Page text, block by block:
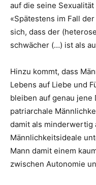
auf die seine
«Spätestens im Fall
sich, dass der
schwächer (…) ist als
Hinzu kommt, dass
Lebens auf Liebe und
bleiben auf genau jene
patriarchale
damit als
Männlichkeitsideale
Mann damit einem
zwischen Autonomie